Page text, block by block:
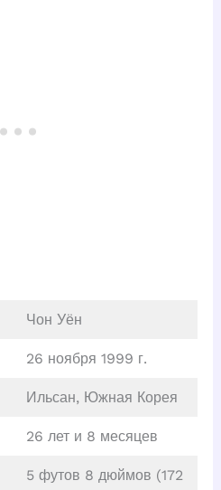
Чон Уён
26 ноября 1999 г.
Ильсан, Южная Корея
26 лет и 8 месяцев
5 футов 8 дюймов (172